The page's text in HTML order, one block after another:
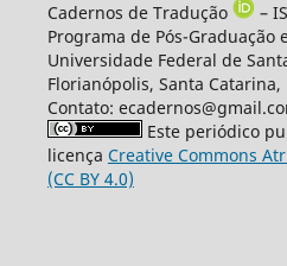
Cadernos de Tradução
–
Programa de Pós-Graduação
Universidade Federal de
Florianópolis, Santa Catarina,
Contato:
Este periódico
licença Creative Commons
(CC BY 4.0)